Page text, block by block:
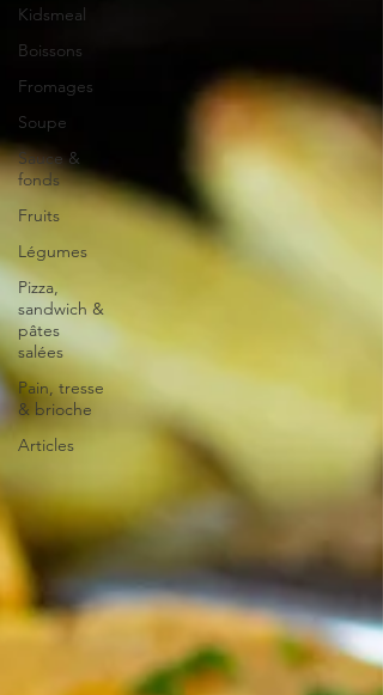
Kidsmeal
Boissons
Fromages
Soupe
Sauce &
fonds
Fruits
Légumes
Pizza,
sandwich &
pâtes
salées
Pain, tresse
& brioche
Articles